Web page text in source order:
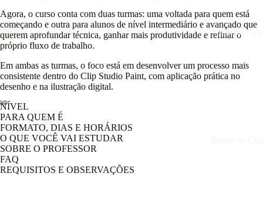
Rastrear
Agora, o curso conta com duas turmas: uma voltada para quem está
começando e outra para alunos de nível intermediário e avançado que
querem aprofundar técnica, ganhar mais produtividade e refinar o
próprio fluxo de trabalho.
Em ambas as turmas, o foco está em desenvolver um processo mais
consistente dentro do Clip Studio Paint, com aplicação prática no
desenho e na ilustração digital.
NÍVEL
PARA QUEM É
FORMATO, DIAS E HORÁRIOS
O QUE VOCÊ VAI ESTUDAR
SOBRE O PROFESSOR
FAQ
REQUISITOS E OBSERVAÇÕES